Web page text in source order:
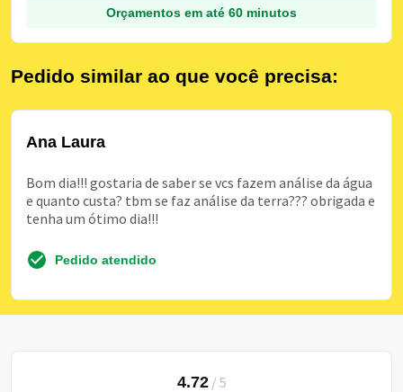
Orçamentos em até 60 minutos
Pedido similar ao que você precisa:
Ana Laura
Bom dia!!! gostaria de saber se vcs fazem análise da água
e quanto custa? tbm se faz análise da terra??? obrigada e
tenha um ótimo dia!!!
Pedido atendido
4.72/ 5